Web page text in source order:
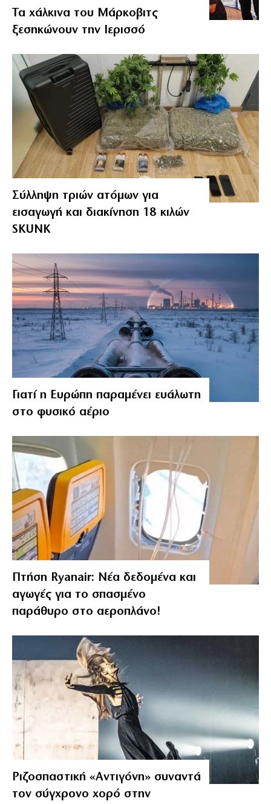
Τα χάλκινα του Μάρκοβιτς
ξεσηκώνουν την Ιερισσό
Σύλληψη τριών ατόμων για
εισαγωγή και διακίνηση 18 κιλών
SKUNK
Γιατί η Ευρώπη παραμένει ευάλωτη
στο φυσικό αέριο
Πτήση Ryanair: Νέα δεδομένα και
αγωγές για το σπασμένο
παράθυρο στο αεροπλάνο!
Ριζοσπαστική «Αντιγόνη» συναντά
τον σύγχρονο χορό στην